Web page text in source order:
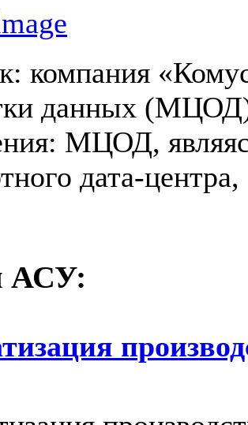
компания
данных (МЦОД)
МЦОД,
дата-
АСУ: